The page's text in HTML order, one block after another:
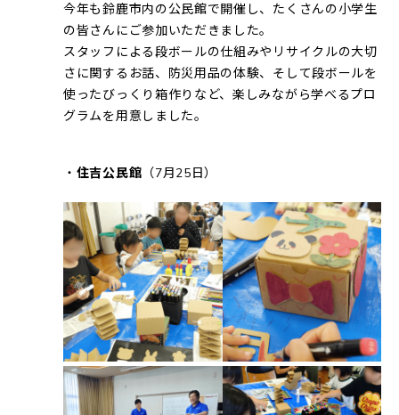
今年も鈴鹿市内の公民館で開催し、たくさんの小学生
の皆さんにご参加いただきました。
スタッフによる段ボールの仕組みやリサイクルの大切
さに関するお話、防災用品の体験、そして段ボールを
使ったびっくり箱作りなど、楽しみながら学べるプロ
グラムを用意しました。
・ 住吉公民館 （7月25日）